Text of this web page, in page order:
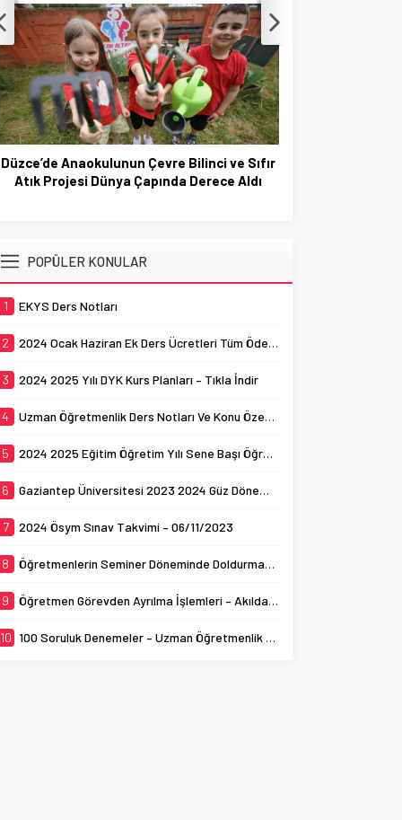
SEÇİMLERİNDE
GÖREVLENDİRİLEN SANDIK
KURULU BAŞKAN VE ÜYELERİ
E...
Zümre Başkanları Modülü
Kullanıma Açıldı – İşte Kullanım
Rehberi – Tıkla Öğren Mevzuat ve
bilgi işlem telegram için
tıklayınız Kullanımın görsellerler
anlatımı: ...
Düzce’de Anaokulunun Çevre Bilinci ve Sıfır
Atık Projesi Dünya Çapında Derece Aldı
POPÜLER KONULAR
1 EKYS Ders Notları
2 2024 Ocak Haziran Ek Ders Ücretleri Tüm Ödeme Tipleri Tek Tablo
3 2024 2025 Yılı DYK Kurs Planları – Tıkla İndir
4 Uzman Öğretmenlik Ders Notları Ve Konu Özetleri
5 2024 2025 Eğitim Öğretim Yılı Sene Başı Öğretmenler Kurulu Toplantıları
6 Gaziantep Üniversitesi 2023 2024 Güz Dönemi Yüksek Lisans ve Doktora İlanı
7 2024 Ösym Sınav Takvimi – 06/11/2023
8 Öğretmenlerin Seminer Döneminde Doldurması Gereken Ek1 ve Ek2 Formları (Doldurulmuş Halleri)
9 Öğretmen Görevden Ayrılma İşlemleri – Akıldaki Sorular – Gerekli Evraklar – (Güncel)
10 100 Soruluk Denemeler – Uzman Öğretmenlik ve Başöğretmenlik Deneme – Yeni 2023